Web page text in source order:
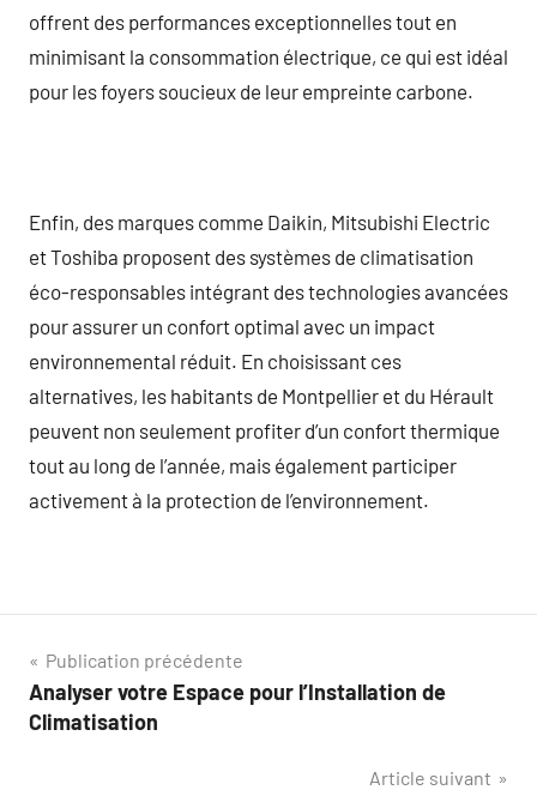
offrent des performances exceptionnelles tout en
minimisant la consommation électrique, ce qui est idéal
pour les foyers soucieux de leur empreinte carbone.
Enfin, des marques comme Daikin, Mitsubishi Electric
et Toshiba proposent des systèmes de climatisation
éco-responsables intégrant des technologies avancées
pour assurer un confort optimal avec un impact
environnemental réduit. En choisissant ces
alternatives, les habitants de Montpellier et du Hérault
peuvent non seulement profiter d’un confort thermique
tout au long de l’année, mais également participer
activement à la protection de l’environnement.
Navigation
de
Publication précédente
Analyser votre Espace pour l’Installation de
Climatisation
Article suivant